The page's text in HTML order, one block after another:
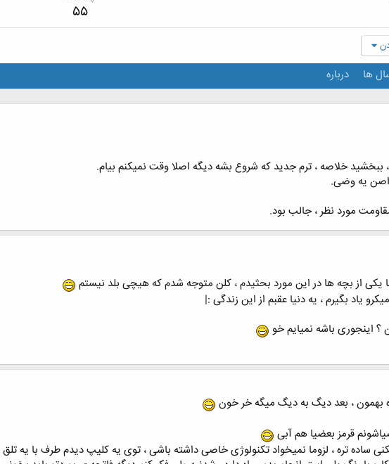
55
ها درباره
ببخشید خلاصه ، ترم جدید که شروع بشه دیگه اصلا وقت نمیکنم بیام.
مورد نظر ، جالب بود.
یکی از بچه ها در این مورد بحثیدم ، کلن متوجه شدم که هیچی بلد نیستم
یاد بگیرم ، یه دنیا عقبم از این زندگی :|
اینجوری باشه نمیایم خو
بهمون ، بعد دیگ به دیگ میگه خر خون
قرمز بعضیا هم آبی
ساده تره ، لزوما نمیخواد تکنولوژی خاصی داشته باشی ، توی یه کلیپ دیدم طرف با یه